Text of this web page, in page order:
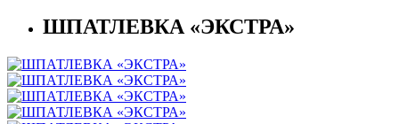
ШПАТЛЕВКА «ЭКСТРА»